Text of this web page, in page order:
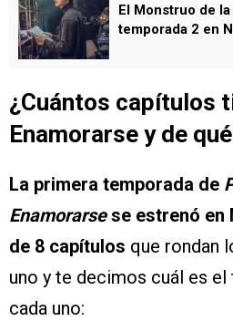
El Monstruo de
temporada 2 en
¿Cuántos capítulos
Enamorarse y de
La primera temporada de
Enamorarsese estrenó en
de 8 capítulos que rondan
uno y te decimos cuál es
cada uno: